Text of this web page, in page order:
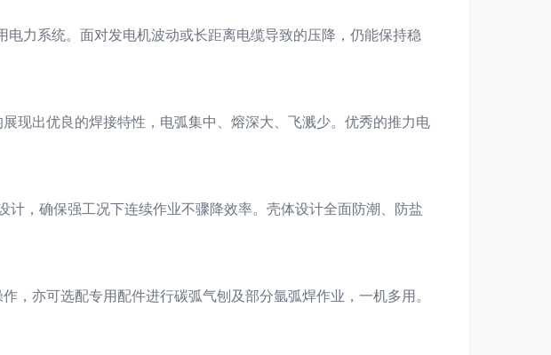
力系统。面对发电机波动或长距离电缆导致的压降，仍能保持稳
现出优良的焊接特性，电弧集中、熔深大、飞溅少。优秀的推力电
，确保强工况下连续作业不骤降效率。壳体设计全面防潮、防盐
亦可选配专用配件进行碳弧气刨及部分氩弧焊作业，一机多用。